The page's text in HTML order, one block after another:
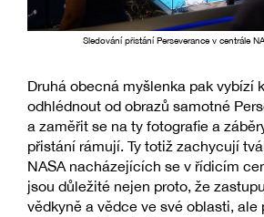
Sledování přistání Perseverance v centrále
Druhá obecná myšlenka pak vybízí
odhlédnout od obrazů samotné
a zaměřit se na ty fotografie a
přistání rámují. Ty totiž zachycují
NASA nacházejících se v řídicím
jsou důležité nejen proto, že
vědkyně a vědce ve své oblasti, ale